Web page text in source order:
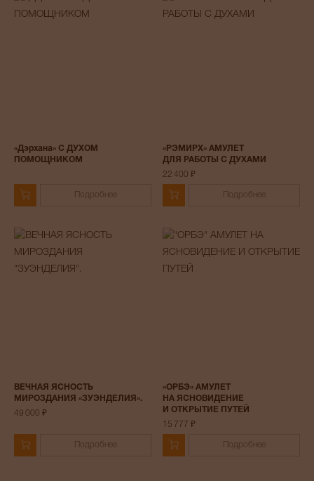
«Дэрхана» С ДУХОМ
ПОМОЩНИКОМ
Подробнее
«РЭМИРХ» АМУЛЕТ
ДЛЯ РАБОТЫ С ДУХАМИ
22 400 ₽
Подробнее
ВЕЧНАЯ ЯСНОСТЬ
МИРОЗДАНИЯ «ЗУЭНДЕЛИЯ».
49 000 ₽
Подробнее
«ОРБЭ» АМУЛЕТ
НА ЯСНОВИДЕНИЕ
И ОТКРЫТИЕ ПУТЕЙ
15 777 ₽
Подробнее